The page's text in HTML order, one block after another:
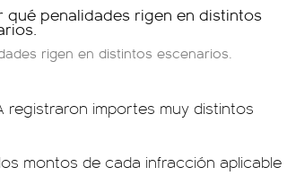
rigen en distintos escenarios.
registraron importes muy distintos
montos de cada infracción aplicable